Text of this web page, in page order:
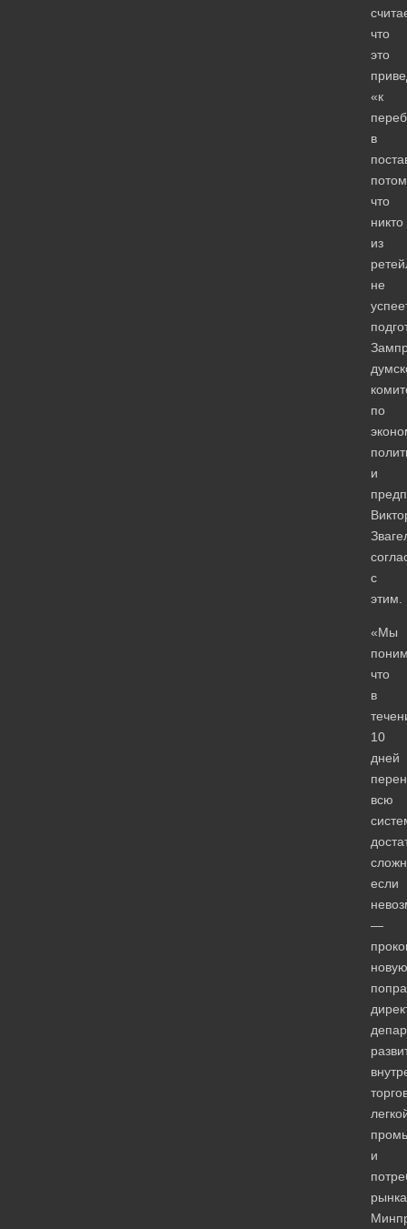
что
это
«к
в
что
никто
из
не
по
и
с
этим.
«Мы
что
в
10
дней
всю
если
—
новую
и
рынка